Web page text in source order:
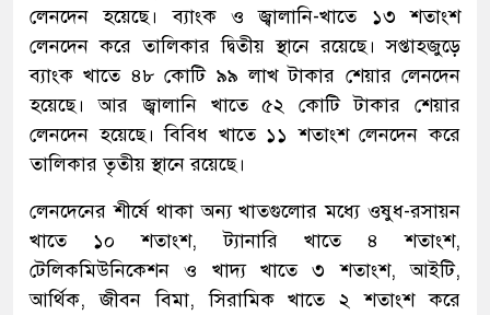
লেনদেন হয়েছে। ব্যাংক ও জ্বালানি-খাতে ১৩ শতাংশ
লেনদেন করে তালিকার দ্বিতীয় স্থানে রয়েছে। সপ্তাহজুড়ে
ব্যাংক খাতে ৪৮ কোটি ৯৯ লাখ টাকার শেয়ার লেনদেন
হয়েছে। আর জ্বালানি খাতে ৫২ কোটি টাকার শেয়ার
লেনদেন হয়েছে। বিবিধ খাতে ১১ শতাংশ লেনদেন করে
তালিকার তৃতীয় স্থানে রয়েছে।
লেনদেনের শীর্ষে থাকা অন্য খাতগুলোর মধ্যে ওষুধ-রসায়ন
খাতে ১০ শতাংশ, ট্যানারি খাতে ৪ শতাংশ,
টেলিকমিউনিকেশন ও খাদ্য খাতে ৩ শতাংশ, আইটি,
আর্থিক, জীবন বিমা, সিরামিক খাতে ২ শতাংশ করে